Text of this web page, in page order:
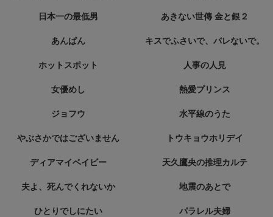
日本一の最低男 あきない世傳 金と銀２
あんぱん キスでふさいで、バレないで。
ホットスポット 人事の人見
女優めし 熱愛プリンス
ジョフウ 水平線のうた
やぶさかではございません トウキョウホリデイ
ディアマイベイビー 天久鷹央の推理カルテ
夫よ、死んでくれないか 地震のあとで
ひとりでしにたい パラレル夫婦